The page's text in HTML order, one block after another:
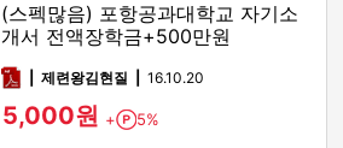
(스펙많음) 포항공과대학교 자기소
개서 전액장학금+500만원
pdf제련왕김현질 16.10.20
5,000원 + Point
5%